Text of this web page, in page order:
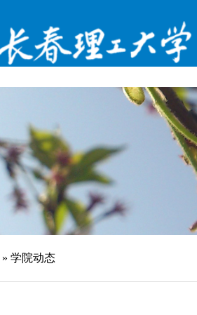
» 学院动态